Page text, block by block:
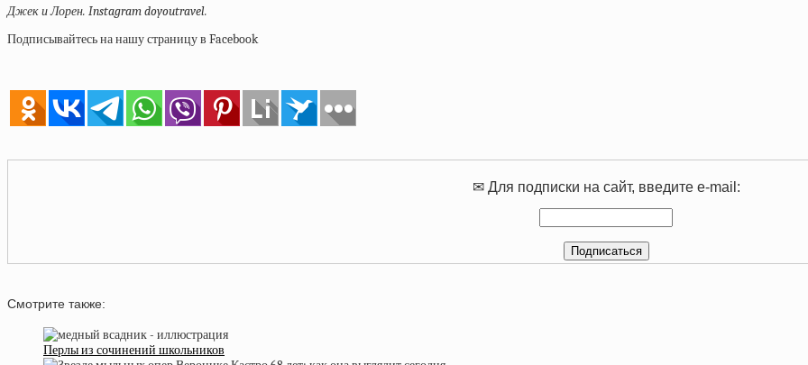
Джек и Лорен. Instagram doyoutravel.
Подписывайтесь на нашу страницу в Facebook
✉ Для подписки на сайт, введите e-mail:
Смотрите также:
Перлы из сочинений школьников